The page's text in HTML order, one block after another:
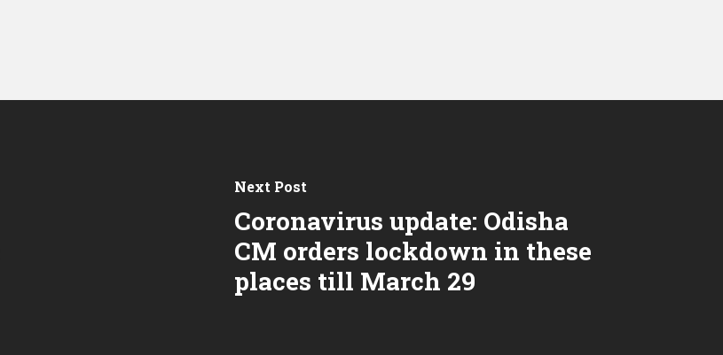
Next Post
Coronavirus update: Odisha
CM orders lockdown in these
places till March 29